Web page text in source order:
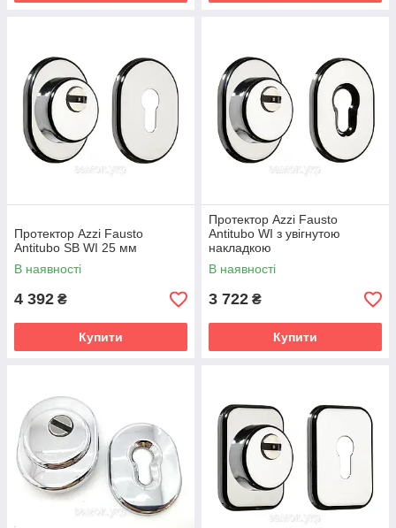
Протектор Azzi Fausto
Antitubo SB WI 25 мм
В наявності
4 392 ₴
Купити
Протектор Azzi Fausto
Antitubo WI з увігнутою
накладкою
В наявності
3 722 ₴
Купити